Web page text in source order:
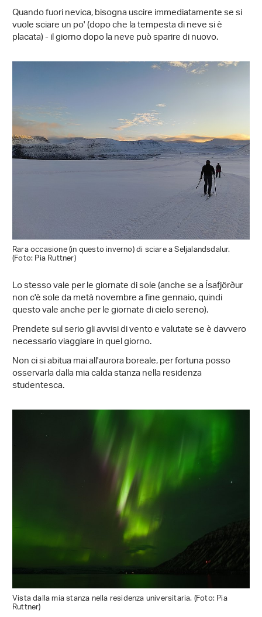
Quando fuori nevica, bisogna uscire immediatamente se si
vuole sciare un po' (dopo che la tempesta di neve si è
placata) - il giorno dopo la neve può sparire di nuovo.
Rara occasione (in questo inverno) di sciare a Seljalandsdalur.
(Foto: Pia Ruttner)
Lo stesso vale per le giornate di sole (anche se a Ísafjörður
non c'è sole da metà novembre a fine gennaio, quindi
questo vale anche per le giornate di cielo sereno).
Prendete sul serio gli avvisi di vento e valutate se è davvero
necessario viaggiare in quel giorno.
Non ci si abitua mai all'aurora boreale, per fortuna posso
osservarla dalla mia calda stanza nella residenza
studentesca.
Vista dalla mia stanza nella residenza universitaria. (Foto: Pia
Ruttner)